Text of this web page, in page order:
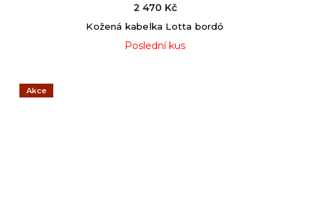
Kožená kabelka Lotta bordó
Poslední kus
2 470 Kč
Akce